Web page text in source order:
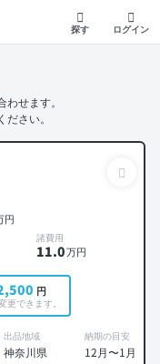
探す ログイン
せます。
さい。
円
諸費用
11.0万円
円
更できます。
出品地域
神奈川県
納期の目安
12月〜1月